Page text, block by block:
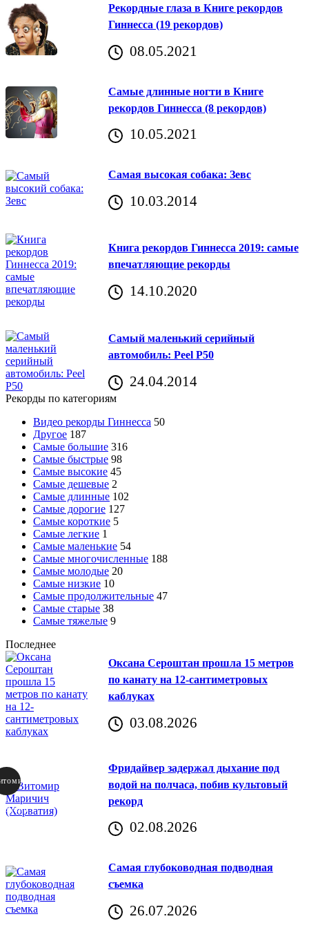
Рекордные глаза в Книге рекордов
Гиннесса (19 рекордов)
08.05.2021
Самые длинные ногти в Книге
рекордов Гиннесса (8 рекордов)
10.05.2021
Самая высокая собака: Зевс
10.03.2014
Книга рекордов Гиннесса 2019: самые
впечатляющие рекорды
14.10.2020
Самый маленький серийный
автомобиль: Peel P50
24.04.2014
Рекорды по категориям
Видео рекорды Гиннесса 50
Другое 187
Самые большие 316
Самые быстрые 98
Самые высокие 45
Самые дешевые 2
Самые длинные 102
Самые дорогие 127
Самые короткие 5
Самые легкие 1
Самые маленькие 54
Самые многочисленные 188
Самые молодые 20
Самые низкие 10
Самые продолжительные 47
Самые старые 38
Самые тяжелые 9
Последнее
Оксана Сероштан прошла 15 метров
по канату на 12-сантиметровых
каблуках
03.08.2026
Фридайвер задержал дыхание под
водой на полчаса, побив культовый
рекорд
02.08.2026
Самая глубоководная подводная
съемка
26.07.2026